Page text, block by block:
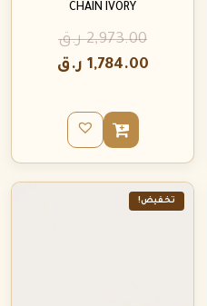
CHAIN IVORY
2,973.00 ر.ق
1,784.00 ر.ق
تخفيض!